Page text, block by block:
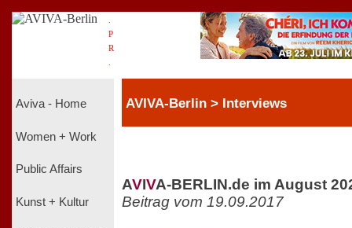
P
R
Aviva - Home
Women + Work
Public Affairs
Kunst + Kultur
AVIVA-Berlin > Interviews
AVIVA-BERLIN.de im August
Beitrag vom 19.09.2017